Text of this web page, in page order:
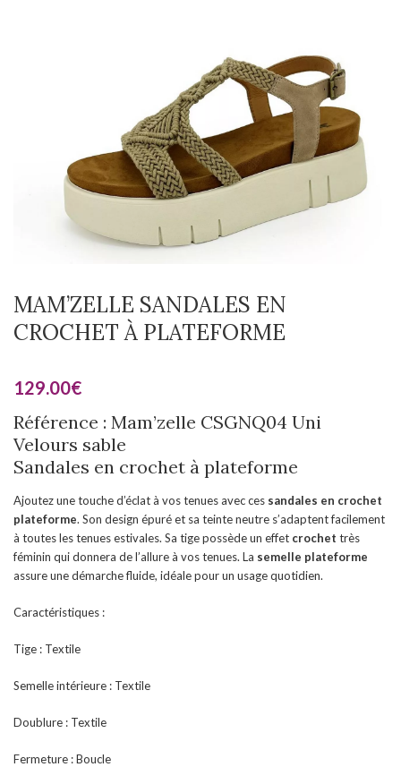
MAM’ZELLE SANDALES EN
CROCHET À PLATEFORME
129.00€
Référence : Mam’zelle CSGNQ04 Uni
Velours sable
Sandales en crochet à plateforme
Ajoutez une touche d’éclat à vos tenues avec ces sandales en crochet
plateforme. Son design épuré et sa teinte neutre s’adaptent facilement
à toutes les tenues estivales. Sa tige possède un effet crochet très
féminin qui donnera de l’allure à vos tenues. La semelle plateforme
assure une démarche fluide, idéale pour un usage quotidien.
Caractéristiques :
Tige : Textile
Semelle intérieure : Textile
Doublure : Textile
Fermeture : Boucle